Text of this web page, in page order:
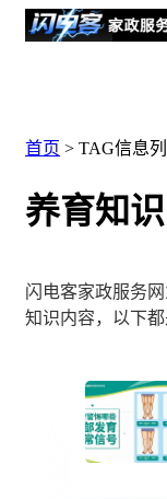
首页 > TAG信息
养育知识
闪电客家政服务
知识内容，以下